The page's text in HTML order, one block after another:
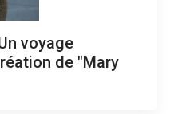
voyage
de "Mary